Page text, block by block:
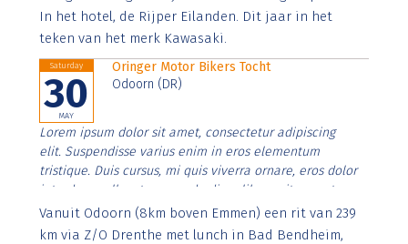
imperdiet. Nunc ut sem vitae risus tristique posuere.
In het hotel, de Rijper Eilanden. Dit jaar in het
teken van het merk Kawasaki.
Saturday
30
MAY
Oringer Motor Bikers Tocht
Odoorn (DR)
Lorem ipsum dolor sit amet, consectetur adipiscing
elit. Suspendisse varius enim in eros elementum
tristique. Duis cursus, mi quis viverra ornare, eros dolor
interdum nulla, ut commodo diam libero vitae erat.
Aenean faucibus nibh et justo cursus id rutrum lorem
imperdiet. Nunc ut sem vitae risus tristique posuere.
Vanuit Odoorn (8km boven Emmen) een rit van 239
km via Z/O Drenthe met lunch in Bad Bendheim,